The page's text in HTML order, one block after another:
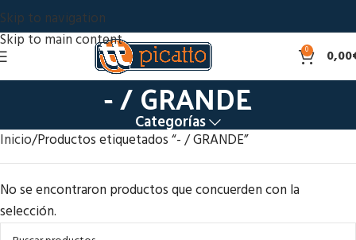
Skip to navigation
Skip to main content
0 0,00
- / GRANDE
Categorías
Inicio Productos etiquetados “- / GRANDE”
No se encontraron productos que concuerden con la
selección.